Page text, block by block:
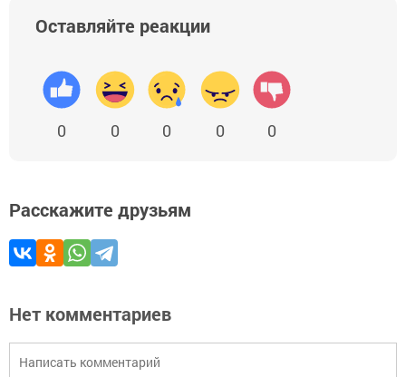
Оставляйте реакции
0 0 0 0 0
Расскажите друзьям
Нет комментариев